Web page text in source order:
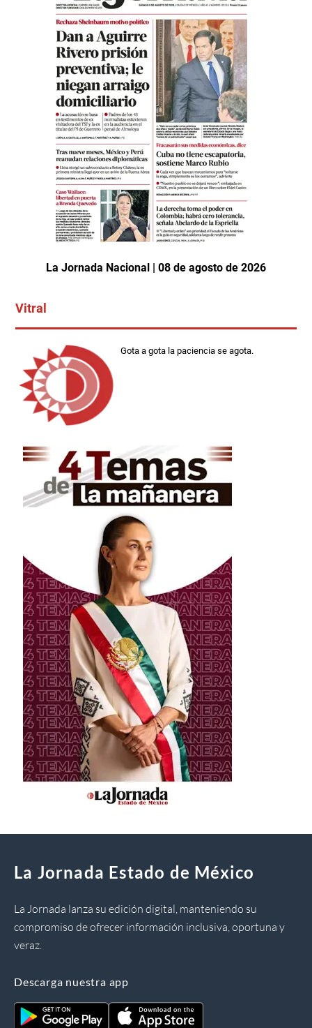
La Jornada Nacional | 08 de agosto de 2026
Vitral
Gota a gota la paciencia se agota.
La Jornada Estado de México
La Jornada lanza su edición digital, manteniendo su
compromiso de ofrecer información inclusiva, oportuna y
veraz.
Descarga nuestra app